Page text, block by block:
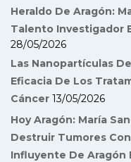
Heraldo De Aragón:
Talento Investigador
28/05/2026
Las Nanopartículas
Eficacia De Los
Cáncer 13/05/2026
Hoy Aragón: María
Destruir Tumores
Influyente De Aragón